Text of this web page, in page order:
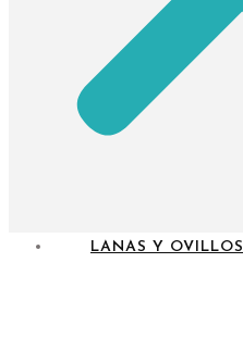
LANAS Y OVILLOS